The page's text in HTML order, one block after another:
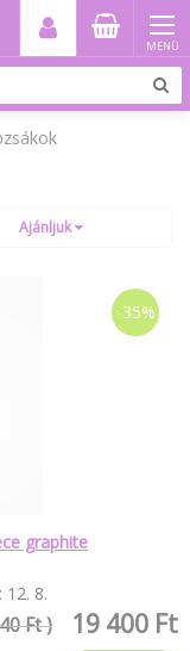
MENÜ
Ajánljuk
-35%
graphite
12. 8.
19 400 Ft
Ft )